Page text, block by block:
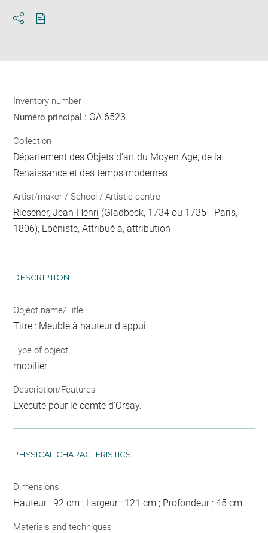
Inventory number
Numéro principal : OA 6523
Collection
Département des Objets d'art du Moyen Age, de la
Renaissance et des temps modernes
Artist/maker / School / Artistic centre
Riesener, Jean-Henri (Gladbeck, 1734 ou 1735 - Paris,
1806), Ebéniste, Attribué à, attribution
DESCRIPTION
Object name/Title
Titre : Meuble à hauteur d'appui
Type of object
mobilier
Description/Features
Exécuté pour le comte d'Orsay.
PHYSICAL CHARACTERISTICS
Dimensions
Hauteur : 92 cm ; Largeur : 121 cm ; Profondeur : 45 cm
Materials and techniques